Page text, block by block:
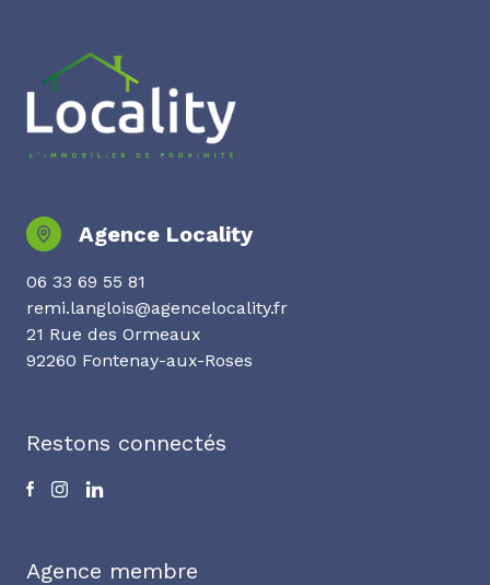
Agence Locality
06 33 69 55 81
remi.langlois@agencelocality.fr
21 Rue des Ormeaux
92260 Fontenay-aux-Roses
Restons connectés
Agence membre